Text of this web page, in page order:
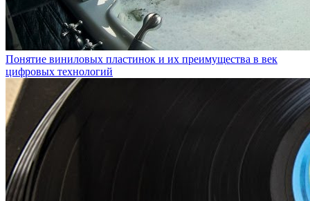
Понятие виниловых пластинок и их преимущества в век
цифровых технологий